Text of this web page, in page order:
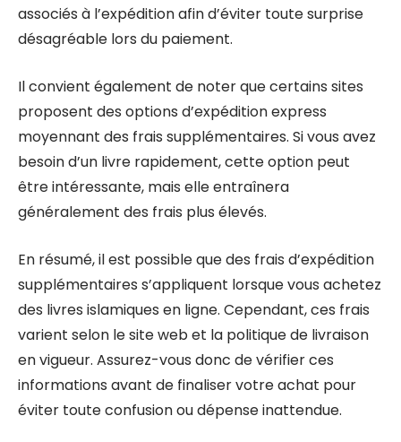
associés à l’expédition afin d’éviter toute surprise
désagréable lors du paiement.
Il convient également de noter que certains sites
proposent des options d’expédition express
moyennant des frais supplémentaires. Si vous avez
besoin d’un livre rapidement, cette option peut
être intéressante, mais elle entraînera
généralement des frais plus élevés.
En résumé, il est possible que des frais d’expédition
supplémentaires s’appliquent lorsque vous achetez
des livres islamiques en ligne. Cependant, ces frais
varient selon le site web et la politique de livraison
en vigueur. Assurez-vous donc de vérifier ces
informations avant de finaliser votre achat pour
éviter toute confusion ou dépense inattendue.